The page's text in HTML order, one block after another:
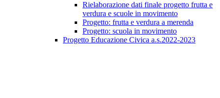
Rielaborazione dati finale progetto frutta e
verdura e scuole in movimento
Progetto: frutta e verdura a merenda
Progetto: scuola in movimento
Progetto Educazione Civica a.s.2022-2023